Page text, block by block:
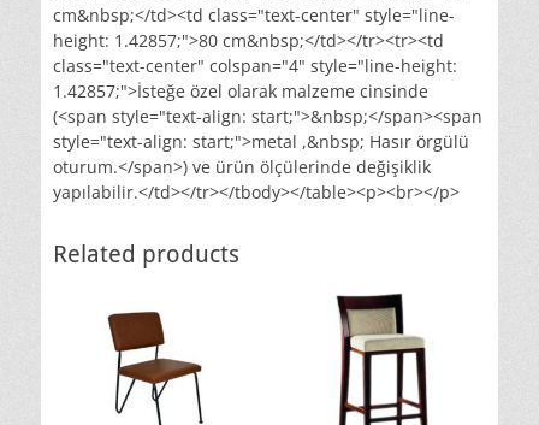
cm&nbsp;</td><td class="text-center" style="line-
height: 1.42857;">80 cm&nbsp;</td></tr><tr><td
class="text-center" colspan="4" style="line-height:
1.42857;">İsteğe özel olarak malzeme cinsinde
(<span style="text-align: start;">&nbsp;</span><span
style="text-align: start;">metal ,&nbsp; Hasır örgülü
oturum.</span>) ve ürün ölçülerinde değişiklik
yapılabilir.</td></tr></tbody></table><p><br></p>
Related products